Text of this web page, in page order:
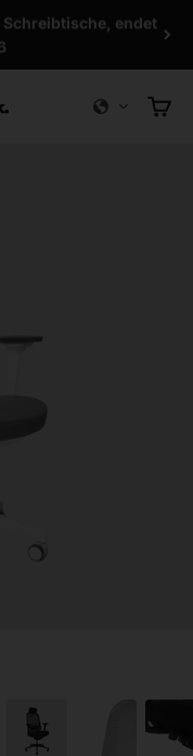
endet